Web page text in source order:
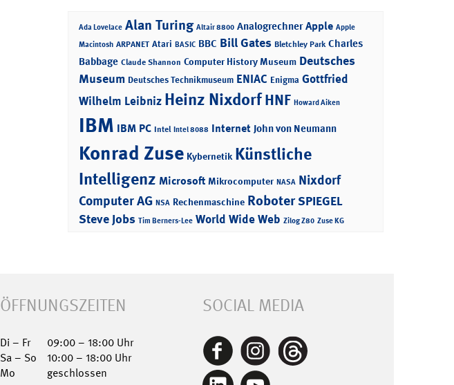
Ada Lovelace Alan Turing Altair 8800 Analogrechner Apple Apple
Macintosh ARPANET Atari BASIC BBC Bill Gates Bletchley Park Charles
Babbage Claude Shannon Computer History Museum Deutsches
Museum Deutsches Technikmuseum ENIAC Enigma Gottfried
Wilhelm Leibniz Heinz NixdorfHNF Howard Aiken
IBM IBM PC Intel Intel 8088 Internet John von Neumann
Konrad Zuse Kybernetik Künstliche
Intelligenz Microsoft Mikrocomputer NASA Nixdorf
Computer AG NSA Rechenmaschine RoboterSPIEGEL
Steve Jobs Tim Berners-Lee World Wide Web Zilog Z80 Zuse KG
ÖFFNUNGSZEITEN
Di – Fr
09:00 – 18:00 Uhr
Sa – So
10:00 – 18:00 Uhr
Mo
geschlossen
SOCIAL MEDIA